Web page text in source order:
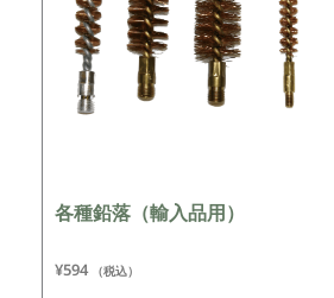
各種鉛落（輸入品用）
¥594 （税込）